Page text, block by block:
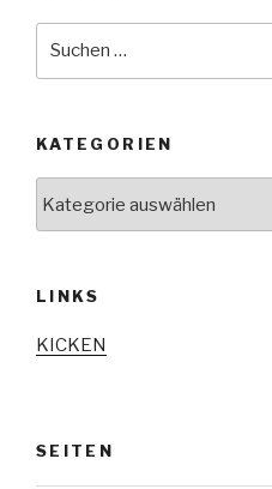
KATEGORIEN
LINKS
KICKEN
SEITEN